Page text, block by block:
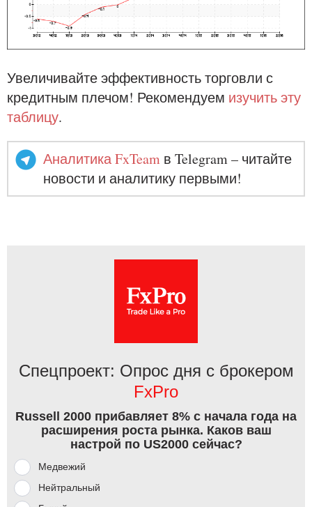
Увеличивайте эффективность торговли с
кредитным плечом! Рекомендуем изучить эту
таблицу.
Аналитика FxTeam в Telegram – читайте
новости и аналитику первыми!
Спецпроект: Опрос дня с брокером
FxPro
Russell 2000 прибавляет 8% с начала года на
расширения роста рынка. Каков ваш
настрой по US2000 сейчас?
Медвежий
Нейтральный